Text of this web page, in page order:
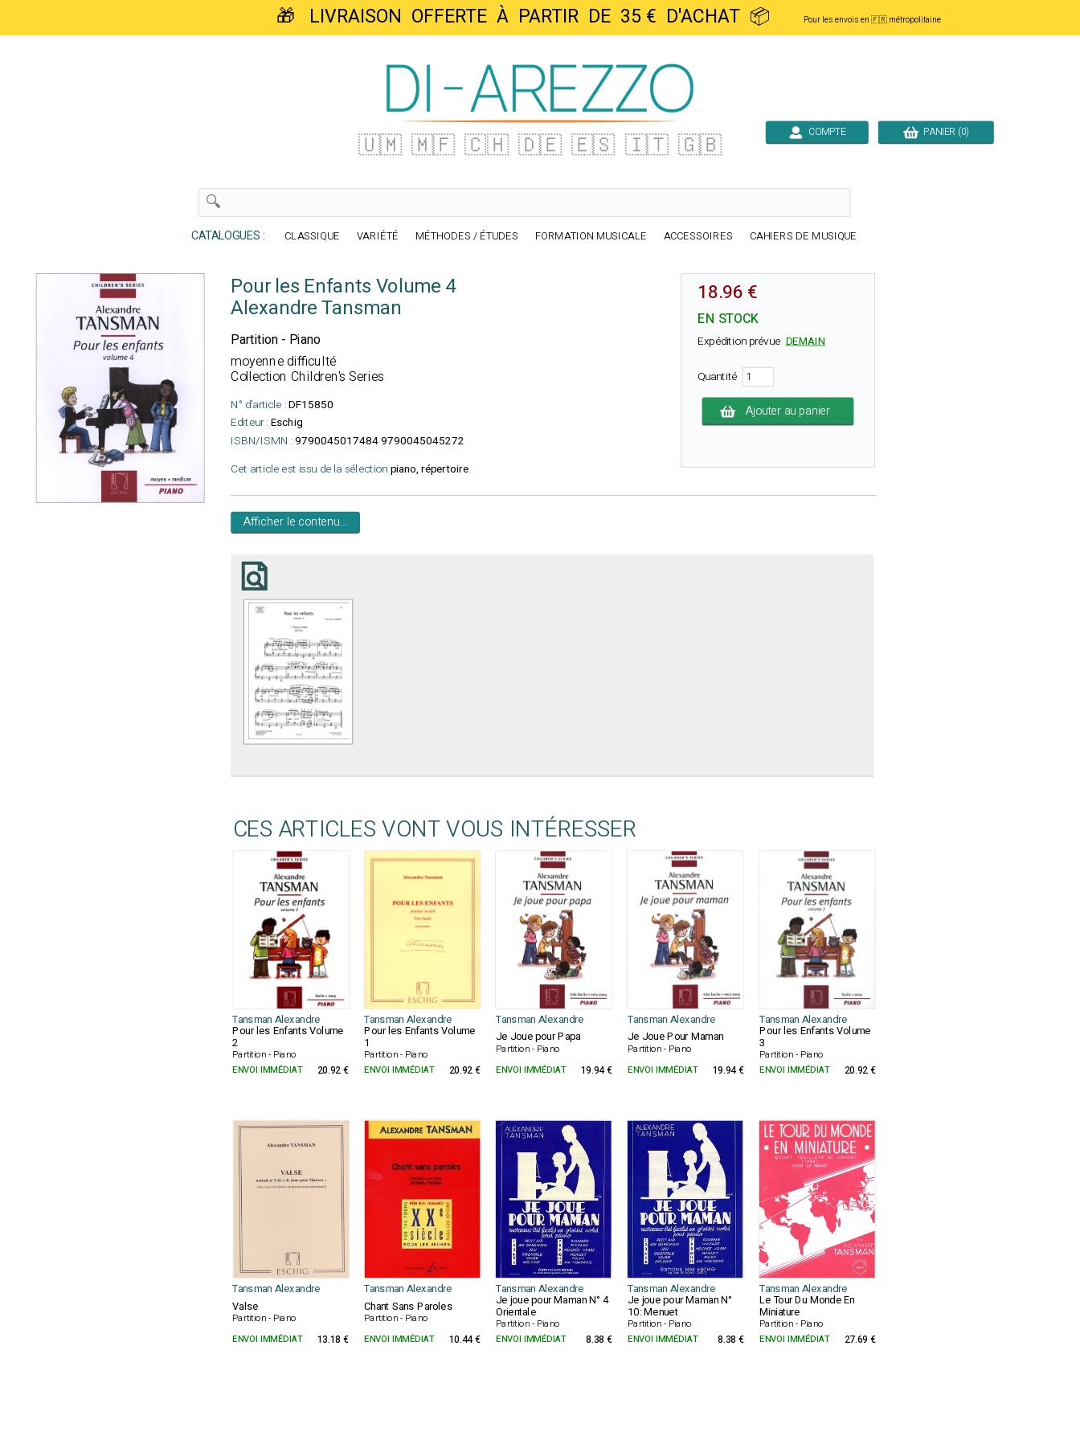
🎁 LIVRAISON OFFERTE À PARTIR DE 35 € D'ACHAT 📦 Pour les envois en 🇫🇷 métropolitaine
🇺🇲 🇲🇫 🇨🇭 🇩🇪 🇪🇸 🇮🇹 🇬🇧 COMPTE PANIER (0)
CATALOGUES : CLASSIQUE VARIÉTÉ MÉTHODES / ÉTUDES FORMATION MUSICALE ACCESSOIRES CAHIERS DE MUSIQUE
Pour les Enfants Volume 4
Alexandre Tansman
Partition - Piano
moyenne difficulté
Collection Children's Series
N° d'article :DF15850
Editeur : Eschig
ISBN/ISMN :9790045017484 9790045045272
Cet article est issu de la sélection piano, répertoire.
18.96 €
EN STOCK
Expédition prévueDEMAIN
Quantité
Ajouter au panier
Afficher le contenu...
CES ARTICLES VONT VOUS INTÉRESSER
Tansman Alexandre Tansman Alexandre Tansman Alexandre Tansman Alexandre Tansman Alexandre
Pour les Enfants Volume
2
Partition - Piano
Pour les Enfants Volume
1
Partition - Piano
Je Joue pour Papa
Partition - Piano
Je Joue Pour Maman
Partition - Piano
Pour les Enfants Volume
3
Partition - Piano
ENVOI IMMÉDIAT
20.92 € ENVOI IMMÉDIAT 20.92 € ENVOI IMMÉDIAT 19.94 € ENVOI IMMÉDIAT 19.94 € ENVOI IMMÉDIAT 20.92 €
Tansman Alexandre Tansman Alexandre Tansman Alexandre Tansman Alexandre
Tansman Alexandre
Valse
Partition - Piano
Chant Sans Paroles
Partition - Piano
Je joue pour Maman N° 4
Orientale
Partition - Piano
Je joue pour Maman N°
10: Menuet
Partition - Piano
Le Tour Du Monde En
Miniature
Partition - Piano
ENVOI IMMÉDIAT 13.18 € ENVOI IMMÉDIAT 10.44 € ENVOI IMMÉDIAT 8.38 € ENVOI IMMÉDIAT 8.38 € ENVOI IMMÉDIAT 27.69 €